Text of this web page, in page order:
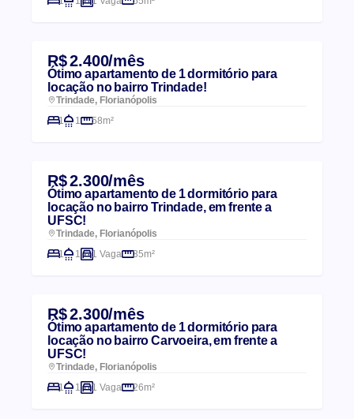
R$ 2.400/mês
Ótimo apartamento de 1 dormitório para
locação no bairro Trindade!
Trindade, Florianópolis
1
1 58m²
R$ 2.300/mês
Ótimo apartamento de 1 dormitório para
locação no bairro Trindade, em frente a
UFSC!
Trindade, Florianópolis
1
1 1 Vaga 35m²
R$ 2.300/mês
Ótimo apartamento de 1 dormitório para
locação no bairro Carvoeira, em frente a
UFSC!
Trindade, Florianópolis
1
1 1 Vaga 26m²